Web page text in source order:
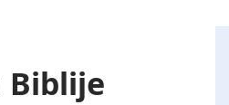
Biblije